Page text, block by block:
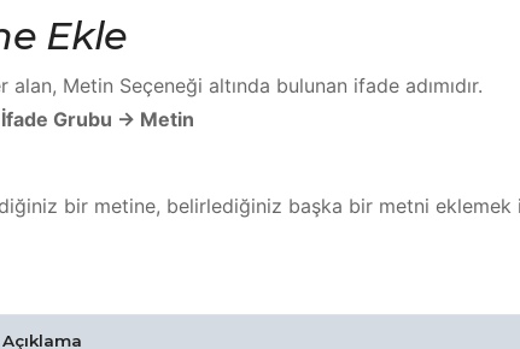
Ekle
alan, Metin Seçeneği altında bulunan ifade adımıdır.
Grubu -> Metin
bir metine, belirlediğiniz başka bir metni eklemek
Açıklama